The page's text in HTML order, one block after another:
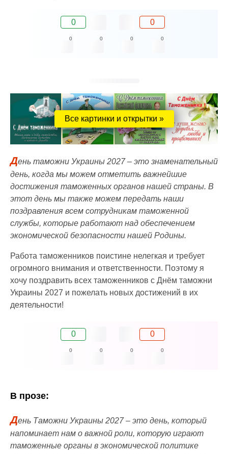
0 0
0 0 0 0
Все картинки и открытки »
День таможни Украины 2027 – это знаменательный
день, когда мы можем отметить важнейшие
достижения таможенных органов нашей страны. В
этот день мы также можем передать наши
поздравления всем сотрудникам таможенной
службы, которые работают над обеспечением
экономической безопасности нашей Родины.
Работа таможенников поистине нелегкая и требует
огромного внимания и ответственности. Поэтому я
хочу поздравить всех таможенников с Днём таможни
Украины 2027 и пожелать новых достижений в их
деятельности!
0 0
0 0 0 0
В прозе:
День Таможни Украины 2027 – это день, который
напоминает нам о важной роли, которую играют
таможенные органы в экономической политике